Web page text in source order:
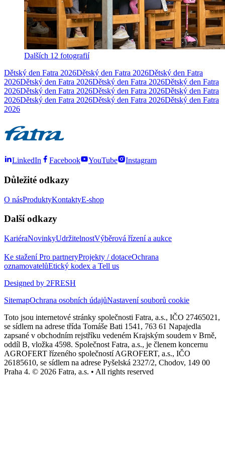
Dalších 12 fotografií
Dětský den Fatra 2026Dětský den Fatra 2026Dětský den Fatra
2026Dětský den Fatra 2026Dětský den Fatra 2026Dětský den Fatra
2026Dětský den Fatra 2026Dětský den Fatra 2026Dětský den Fatra
2026Dětský den Fatra 2026Dětský den Fatra 2026Dětský den Fatra
2026
LinkedIn Facebook YouTube Instagram
Důležité odkazy
O násProduktyKontaktyE-shop
Další odkazy
KariéraNovinkyUdržitelnostVýběrová řízení a aukce
Ke staženíPro partneryProjekty / dotaceOchrana
oznamovatelůEtický kodex a Tell us
Designed by 2FRESH
SitemapOchrana osobních údajůNastavení souborů cookie
Toto jsou internetové stránky společnosti Fatra, a.s., IČO 27465021,
se sídlem na adrese třída Tomáše Bati 1541, 763 61 Napajedla
zapsané v obchodním rejstříku vedeném Krajským soudem v Brně,
oddíl B, vložka 4598. Společnost Fatra, a.s., je členem koncernu
AGROFERT řízeného společností AGROFERT, a.s., IČO
26185610, se sídlem na adrese Pyšelská 2327/2, Chodov, 149 00
Praha 4. © 2026 Fatra, a.s. • All rights reserved